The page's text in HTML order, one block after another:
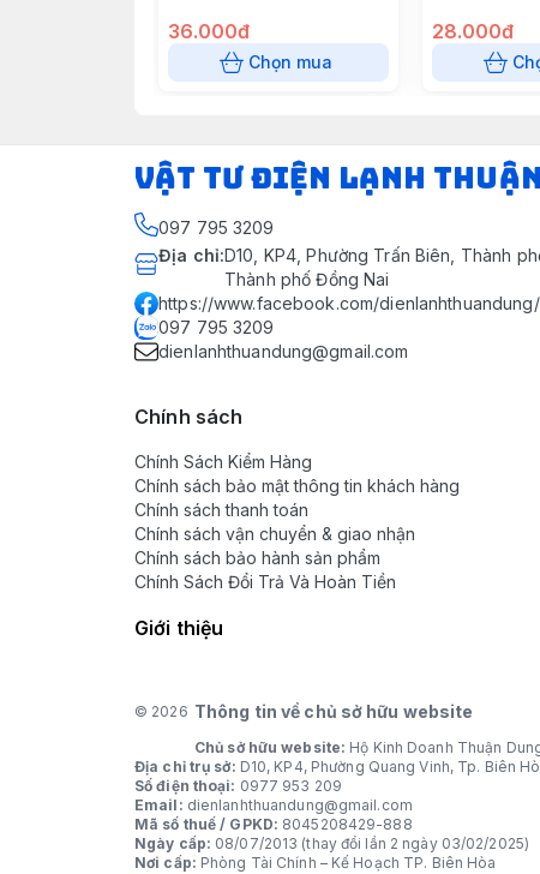
36.000đ
Chọn mua
28.000đ
VẬT TƯ ĐIỆN LẠNH
097 795 3209
Địa chỉ:D10, KP4, Phường Trấn Biên, Thành
Thành phố Đồng Nai
https://www.facebook.com/dienlanhthuandung/
097 795 3209
dienlanhthuandung@gmail.com
Chính sách
Chính Sách Kiểm Hàng
Chính sách bảo mật thông tin khách hàng
Chính sách thanh toán
Chính sách vận chuyển & giao nhận
Chính sách bảo hành sản phẩm
Chính Sách Đổi Trả Và Hoàn Tiền
Giới thiệu
© 2026 Thông tin về chủ sở hữu website
Chủ sở hữu website: Hộ Kinh Doanh Thuận
Địa chỉ trụ sở: D10, KP4, Phường Quang Vinh, Tp. Biên
Số điện thoại: 0977 953 209
Email: dienlanhthuandung@gmail.com
Mã số thuế / GPKD: 8045208429-888
Ngày cấp: 08/07/2013 (thay đổi lần 2 ngày 03/02/2025)
Nơi cấp: Phòng Tài Chính – Kế Hoạch TP. Biên Hòa